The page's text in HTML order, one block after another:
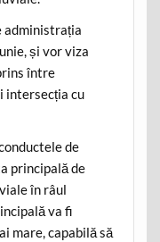
administrația
și vor viza
între
intersecția cu
de
principală de
în râul
va fi
mare, capabilă să